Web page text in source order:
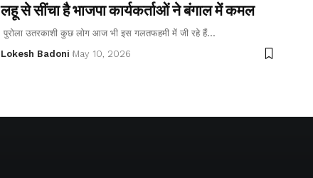
लहू से सींचा है भाजपा कार्यकर्ताओं ने बंगाल में कमल
पुरोला उतरकाशी कुछ लोग आज भी इस गलतफहमी में जी रहे हैं…
Lokesh Badoni May 10, 2026